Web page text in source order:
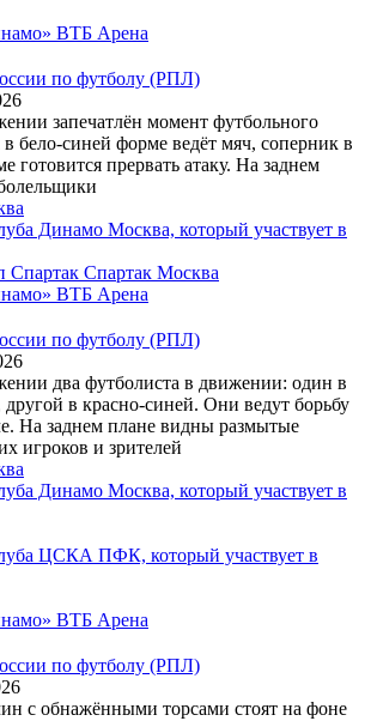
ВТБ Арена
по футболу (РПЛ)
Спартак Москва
ВТБ Арена
по футболу (РПЛ)
ВТБ Арена
по футболу (РПЛ)